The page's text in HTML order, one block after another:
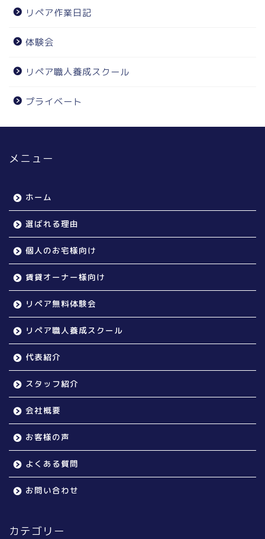
リペア作業日記
体験会
リペア職人養成スクール
プライベート
メニュー
ホーム
選ばれる理由
個人のお宅様向け
賃貸オーナー様向け
リペア無料体験会
リペア職人養成スクール
代表紹介
スタッフ紹介
会社概要
お客様の声
よくある質問
お問い合わせ
カテゴリー